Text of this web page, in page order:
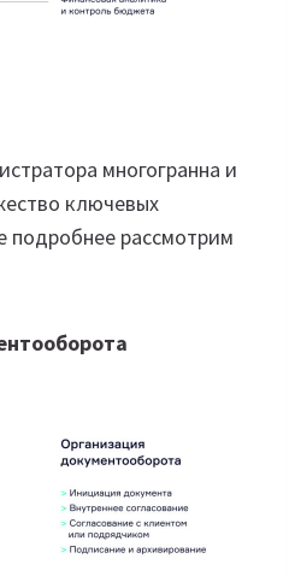
многогранна и
ключевых
подробнее рассмотрим